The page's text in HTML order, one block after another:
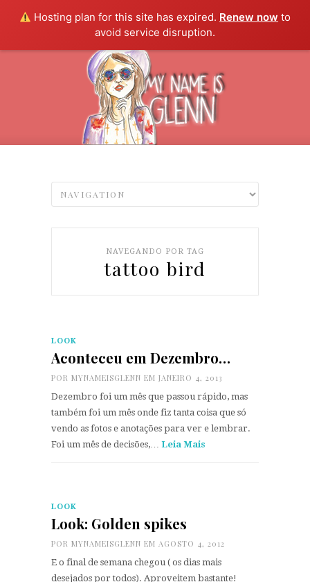
Hosting plan for this site has expired. Renew now to
avoid service disruption.
NAVEGANDO POR TAG
tattoo bird
LOOK
Aconteceu em Dezembro…
POR MYNAMEISGLENN EM JANEIRO 4, 2013
Dezembro foi um mês que passou rápido, mas
também foi um mês onde fiz tanta coisa que só
vendo as fotos e anotações para ver e lembrar.
Foi um mês de decisões,… Leia Mais
LOOK
Look: Golden spikes
POR MYNAMEISGLENN EM AGOSTO 4, 2012
E o final de semana chegou ( os dias mais
desejados por todos). Aproveitem bastante!